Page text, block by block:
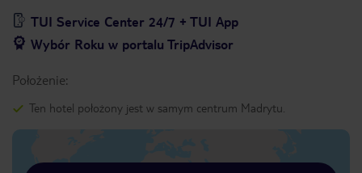
TUI Service Center 24/7 + TUI App
Wybór Roku w portalu TripAdvisor
Położenie:
Ten hotel położony jest w samym centrum Madrytu.